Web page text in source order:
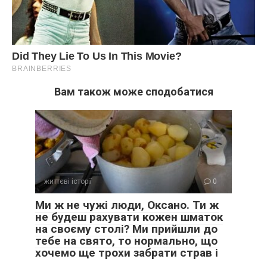
Вам також може сподобатися
життєві історії 0
Ми ж не чужі люди, Оксано. Ти ж
не будеш рахувати кожен шматок
на своєму столі? Ми прийшли до
тебе на свято, то нормально, що
хочемо ще трохи забрати страв і